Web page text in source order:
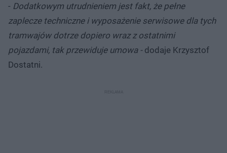
- Dodatkowym utrudnieniem jest fakt, że pełne
zaplecze techniczne i wyposażenie serwisowe dla tych
tramwajów dotrze dopiero wraz z ostatnimi
pojazdami, tak przewiduje umowa - dodaje Krzysztof
Dostatni.